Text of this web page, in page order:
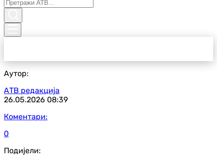
Аутор:
АТВ редакција
26.05.2026 08:39
Коментари:
0
Подијели: